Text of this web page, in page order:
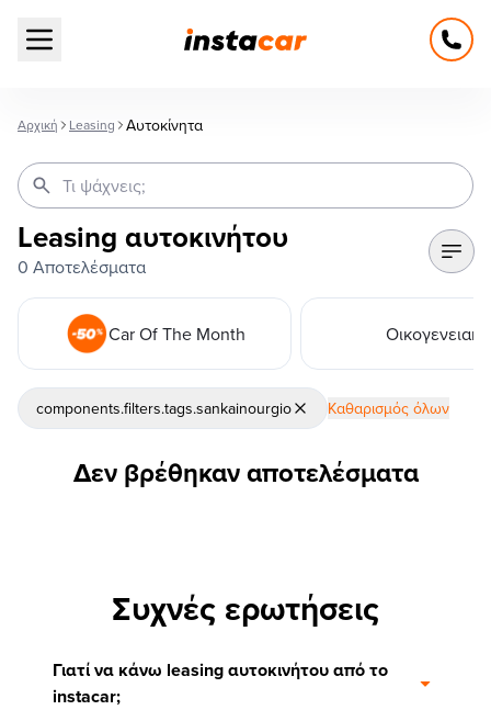
Open main menu
Αρχική Leasing Αυτοκίνητα
Leasing αυτοκινήτου
0 Αποτελέσματα
Car Of The Month Οικογενειακά
components.filters.tags.sankainourgio Καθαρισμός όλων
Δεν βρέθηκαν αποτελέσματα
Συχνές ερωτήσεις
Γιατί να κάνω leasing αυτοκινήτου από το
instacar;